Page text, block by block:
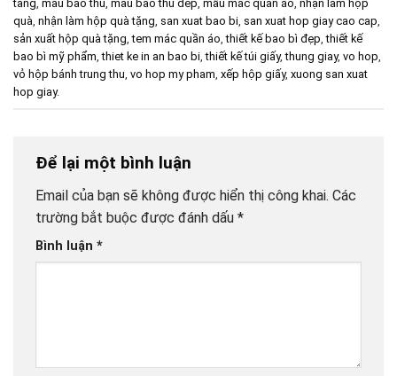
tang mau bao thu mau bao thu dep mẫu mác quần áo nhận làm hộp
quà nhận làm hộp quà tặng san xuat bao bi san xuat hop giay cao cap
sản xuất hộp quà tặng ,tem mác quần áo ,thiết kế bao bì đẹp ,thiết kế
bao bì mỹ phẩm ,thiet ke in an bao bi ,thiết kế túi giấy,thung giay, vo hop
vỏ hộp bánh trung thu vo hop my pham xếp hộp giấy, xuong san xuat
hop giay.
Để lại một bình luận
Email của bạn sẽ không được hiển thị công khai. Các
trường bắt buộc được đánh dấu *
Bình luận *